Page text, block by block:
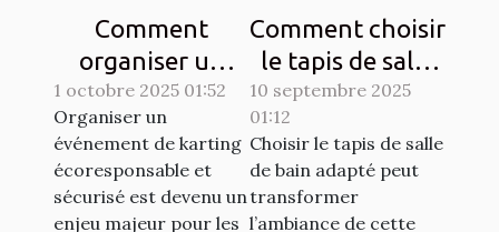
Comment
organiser un
événement de
karting
écoresponsable
et sécurisé?
1 octobre 2025 01:52
Organiser un
événement de karting
écoresponsable et
sécurisé est devenu un
enjeu majeur pour les
Comment choisir
le tapis de salle
de bain idéal
pour votre
espace ?
10 septembre 2025
01:12
Choisir le tapis de salle
de bain adapté peut
transformer
l’ambiance de cette